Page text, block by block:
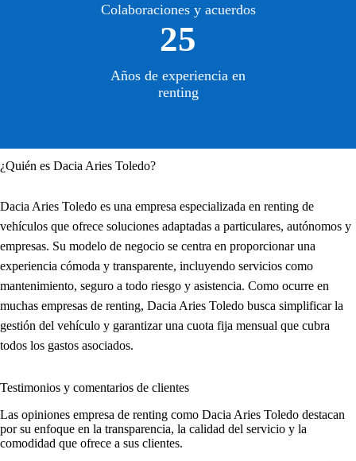
Colaboraciones y acuerdos
25
Años de experiencia en
renting
¿Quién es Dacia Aries Toledo?
Dacia Aries Toledo es una empresa especializada en renting de
vehículos que ofrece soluciones adaptadas a particulares, autónomos y
empresas. Su modelo de negocio se centra en proporcionar una
experiencia cómoda y transparente, incluyendo servicios como
mantenimiento, seguro a todo riesgo y asistencia. Como ocurre en
muchas empresas de renting, Dacia Aries Toledo busca simplificar la
gestión del vehículo y garantizar una cuota fija mensual que cubra
todos los gastos asociados.
Testimonios y comentarios de clientes
Las opiniones empresa de renting como Dacia Aries Toledo destacan
por su enfoque en la transparencia, la calidad del servicio y la
comodidad que ofrece a sus clientes.